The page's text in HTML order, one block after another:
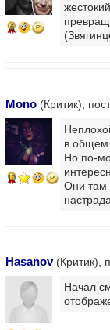
6
Mono (Критик),
10
в общем
Но по-
Они там
Hasanov(Критик),
Начал